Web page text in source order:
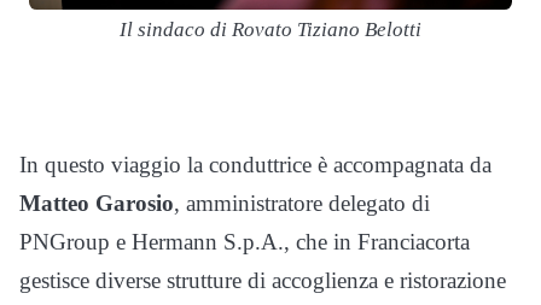
Il sindaco di Rovato Tiziano Belotti
In questo viaggio la conduttrice è accompagnata da
Matteo Garosio, amministratore delegato di
PNGroup e Hermann S.p.A., che in Franciacorta
gestisce diverse strutture di accoglienza e ristorazione